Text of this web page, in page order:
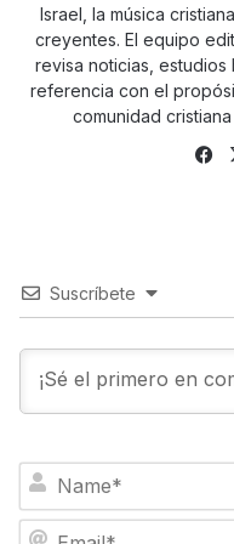
Israel, la música
creyentes. El equipo
revisa noticias,
referencia con el
comunidad
Suscríbete